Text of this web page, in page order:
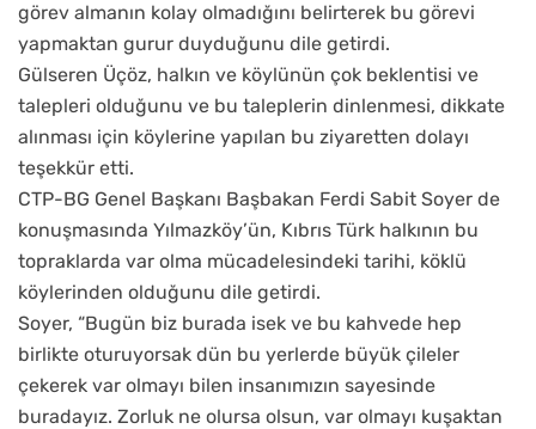
görev almanın kolay olmadığını belirterek bu görevi
yapmaktan gurur duyduğunu dile getirdi.
Gülseren Üçöz, halkın ve köylünün çok beklentisi ve
talepleri olduğunu ve bu taleplerin dinlenmesi, dikkate
alınması için köylerine yapılan bu ziyaretten dolayı
teşekkür etti.
CTP-BG Genel Başkanı Başbakan Ferdi Sabit Soyer de
konuşmasında Yılmazköy’ün, Kıbrıs Türk halkının bu
topraklarda var olma mücadelesindeki tarihi, köklü
köylerinden olduğunu dile getirdi.
Soyer, “Bugün biz burada isek ve bu kahvede hep
birlikte oturuyorsak dün bu yerlerde büyük çileler
çekerek var olmayı bilen insanımızın sayesinde
buradayız. Zorluk ne olursa olsun, var olmayı kuşaktan